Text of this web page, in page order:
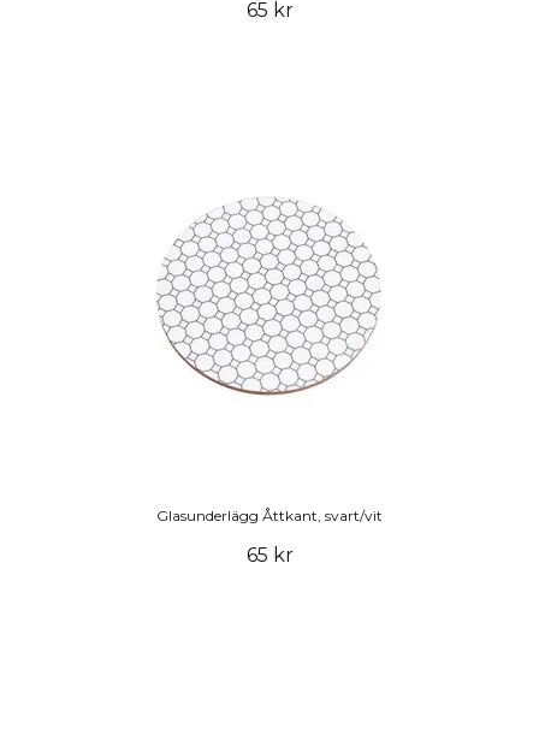
65 kr
Glasunderlägg Åttkant, svart/vit
65 kr